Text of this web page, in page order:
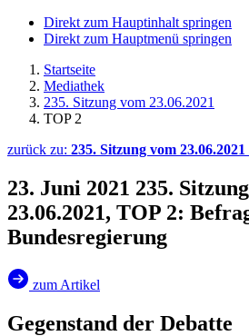
Direkt zum Hauptinhalt springen
Direkt zum Hauptmenü springen
Startseite
Mediathek
235. Sitzung vom 23.06.2021
TOP 2
zurück zu: 235. Sitzung vom 23.06.2021
23. Juni 2021 235.
23.06.2021, TOP 2:
Bundesregierung
zum Artikel
Gegenstand der Debatte